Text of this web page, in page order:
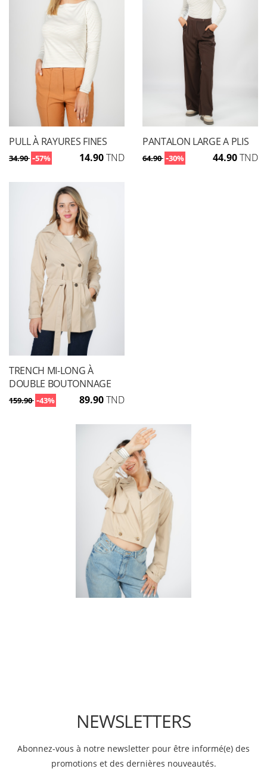
PULL À RAYURES FINES
34.90 -57% 14.90TND
PANTALON LARGE A PLIS
64.90 -30% 44.90TND
TRENCH MI-LONG À
DOUBLE BOUTONNAGE
159.90 -43% 89.90TND
NEWSLETTERS
Abonnez-vous à notre newsletter pour être informé(e) des
promotions et des dernières nouveautés.